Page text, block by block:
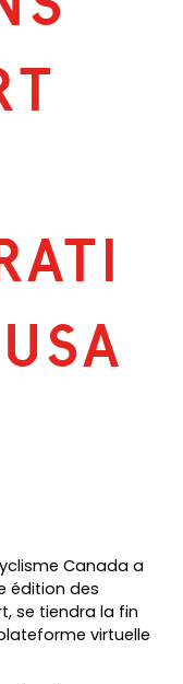
Canada a
édition des
se tiendra la fin
virtuelle